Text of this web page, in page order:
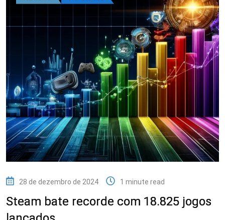
28 de dezembro de 2024 1 minute read
Steam bate recorde com 18.825 jogos